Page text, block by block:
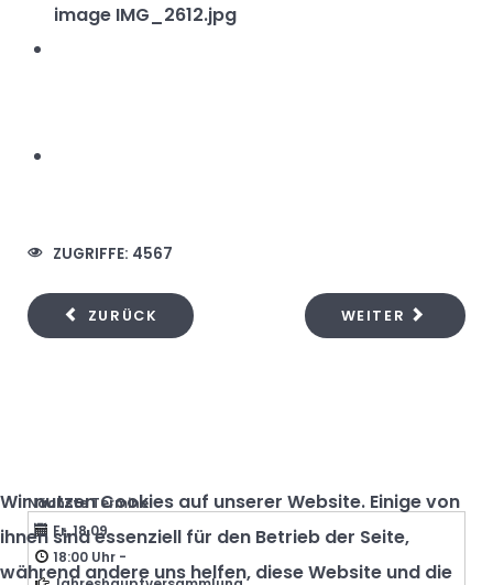
ZUGRIFFE: 4567
ZURÜCK WEITER
Nächste Termine
Fr, 18.09.
18:00 Uhr -
Wir nutzen Cookies auf unserer Website. Einige von
ihnen sind essenziell für den Betrieb der Seite,
während andere uns helfen, diese Website und die